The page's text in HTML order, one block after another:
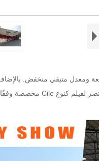
متبقي منخفض.